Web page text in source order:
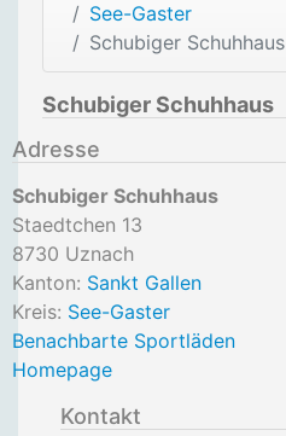
See-Gaster
Schubiger Schuhhaus
Schubiger Schuhhaus
Adresse
Schubiger Schuhhaus
Staedtchen 13
8730 Uznach
Kanton: Sankt Gallen
Kreis: See-Gaster
Benachbarte Sportläden
Homepage
Kontakt